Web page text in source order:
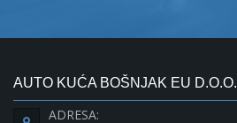
AUTO KUĆA BOŠNJAK EU D.O.O.
ADRESA: